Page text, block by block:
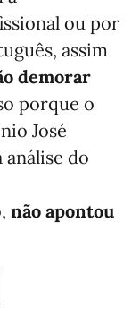
ou por
assim
demorar
porque o
José
do
não apontou